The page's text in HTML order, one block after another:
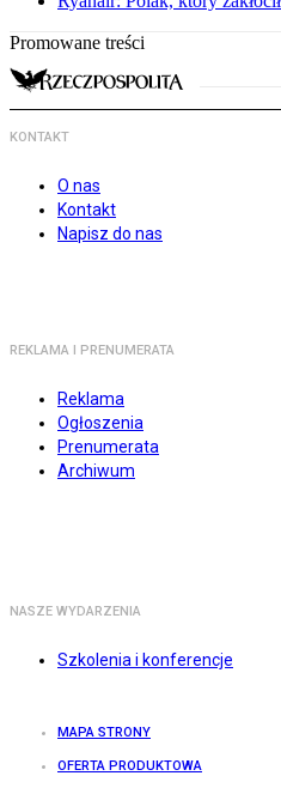
Promowane treści
KONTAKT
O nas
Kontakt
Napisz do nas
REKLAMA I PRENUMERATA
Reklama
Ogłoszenia
Prenumerata
Archiwum
NASZE WYDARZENIA
Szkolenia i konferencje
MAPA STRONY
OFERTA PRODUKTOWA